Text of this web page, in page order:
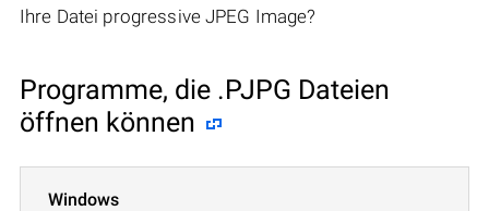
Ihre Datei progressive JPEG Image?
Programme, die .PJPG Dateien
öffnen können
Windows